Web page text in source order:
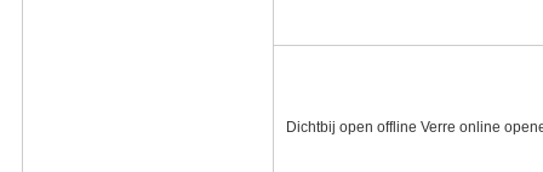
Dichtbij open offline Verre online